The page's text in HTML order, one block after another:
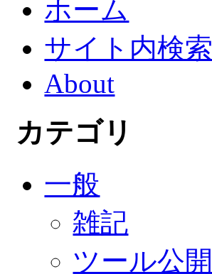
ホーム
サイト内検索
About
カテゴリ
一般
雑記
ツール公開